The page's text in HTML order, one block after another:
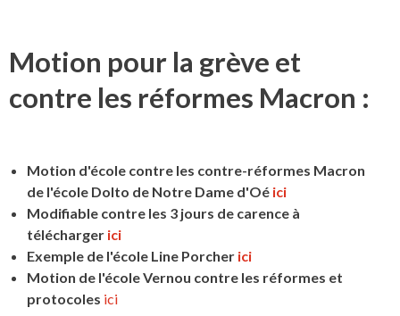
Motion pour la grève et
contre les réformes Macron :
Motion d'école contre les contre-réformes Macron
de l'école Dolto de Notre Dame d'Oé ici
Modifiable contre les 3 jours de carence à
télécharger ici
Exemple de l'école Line Porcher ici
Motion de l'école Vernou contre les réformes et
protocoles ici